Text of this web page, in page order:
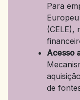
Para
(CELE),
Acesso
de